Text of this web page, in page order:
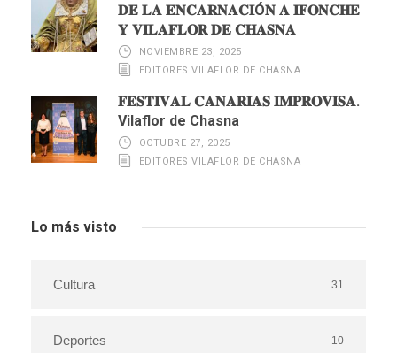
𝐃𝐄 𝐋𝐀 𝐄𝐍𝐂𝐀𝐑𝐍𝐀𝐂𝐈Ó𝐍 𝐀 𝐈𝐅𝐎𝐍𝐂𝐇𝐄
𝐘 𝐕𝐈𝐋𝐀𝐅𝐋𝐎𝐑 𝐃𝐄 𝐂𝐇𝐀𝐒𝐍𝐀
NOVIEMBRE 23, 2025
EDITORES VILAFLOR DE CHASNA
𝐅𝐄𝐒𝐓𝐈𝐕𝐀𝐋 𝐂𝐀𝐍𝐀𝐑𝐈𝐀𝐒 𝐈𝐌𝐏𝐑𝐎𝐕𝐈𝐒𝐀.
Vilaflor de Chasna
OCTUBRE 27, 2025
EDITORES VILAFLOR DE CHASNA
Lo más visto
Cultura 31
Deportes 10